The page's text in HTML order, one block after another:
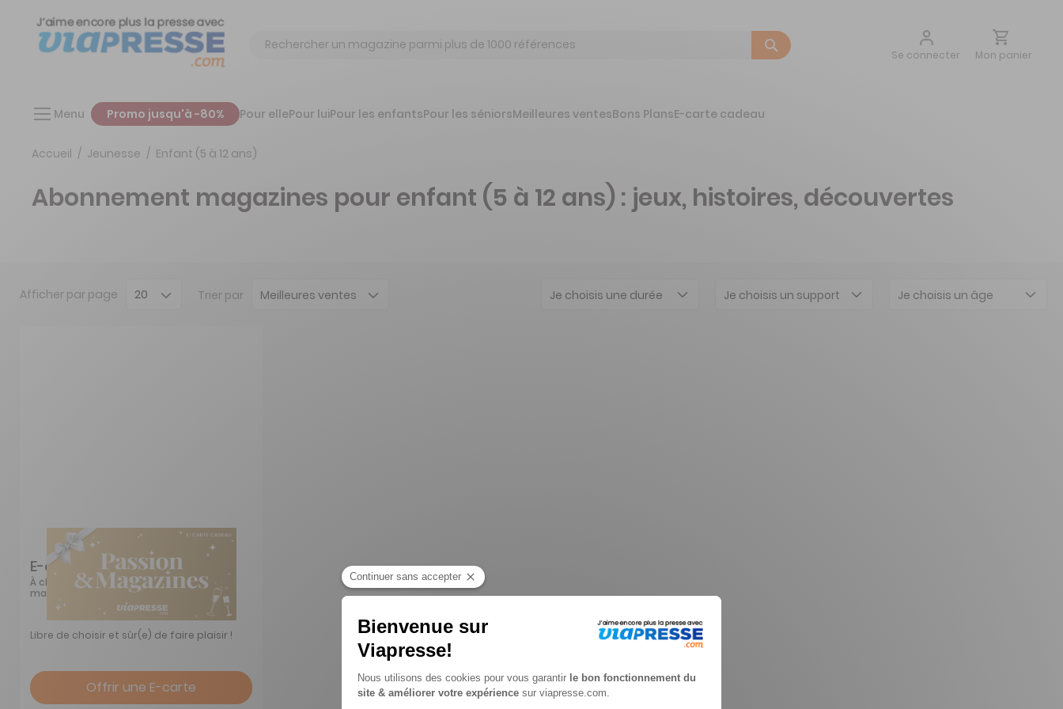
Chercher
Se connecter
Aller
Mon panier
Menu Promo jusqu'à -80% Pour ellePour luiPour les enfantsPour les séniorsMeilleures ventesBons PlansE-carte cadeau
Accueil Jeunesse Enfant (5 à 12 ans)
Abonnement magazines pour enfant (5 à 12 ans) : jeux, histoires, découvertes
Je choisis une durée Je choisis un support Je choisis un âge
Afficher par page Trier par
E-carte cadeau Viapresse
À chacun sa passion, à chacun son
magazine
Libre de choisir et sûr(e) de faire plaisir !
Offrir une E-carte